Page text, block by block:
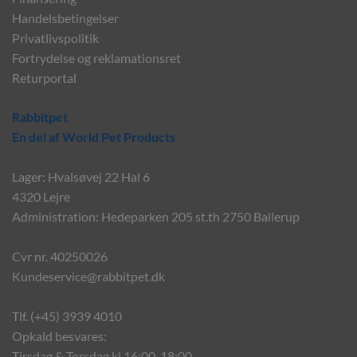
Handelsbetingelser
Privatlivspolitik
Fortrydelse og reklamationsret
Returportal
Rabbitpet
En del af World Pet Products
Lager: Hvalsøvej 22 Hal 6
4320 Lejre
Administration: Hedeparken 205 st.th 2750 Ballerup
Cvr nr. 40250026
Kundeservice@rabbitpet.dk
Tlf. (+45) 3939 4010
Opkald besvares: